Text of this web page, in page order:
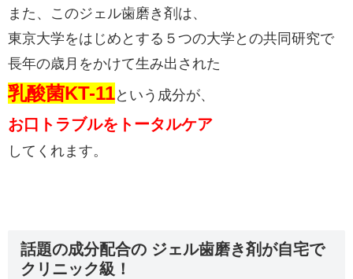
また、このジェル歯磨き剤は、
東京大学をはじめとする５つの大学との共同研究で
長年の歳月をかけて生み出された
乳酸菌KT-11という成分が、
お口トラブルをトータルケア
してくれます。
話題の成分配合の ジェル歯磨き剤が自宅で
クリニック級！